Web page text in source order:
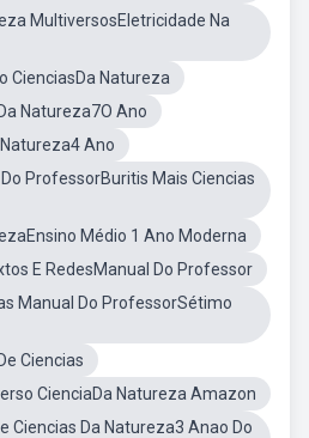
MultiversosEletricidade Na
CienciasDa Natureza
Natureza7O Ano
Ano
ProfessorBuritis Mais Ciencias
Médio 1 Ano Moderna
E RedesManual Do Professor
Manual Do ProfessorSétimo
Ciencias
CienciaDa Natureza Amazon
Ciencias Da Natureza3 Anao Do